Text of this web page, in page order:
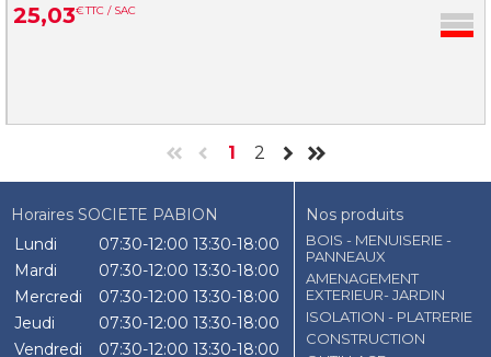
25,03€TTC / SAC
1 2
Horaires SOCIETE PABION
Lundi
07:30-12:00 13:30-18:00
Mardi
07:30-12:00 13:30-18:00
Mercredi
07:30-12:00 13:30-18:00
Jeudi
07:30-12:00 13:30-18:00
Vendredi
07:30-12:00 13:30-18:00
Nos produits
BOIS - MENUISERIE -
PANNEAUX
AMENAGEMENT
EXTERIEUR- JARDIN
ISOLATION - PLATRERIE
CONSTRUCTION